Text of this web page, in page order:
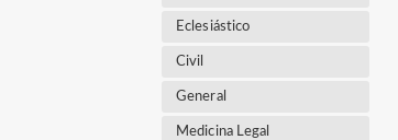
Eclesiástico
Civil
General
Medicina Legal